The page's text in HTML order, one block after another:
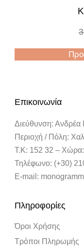
Επικοινωνία
Διεύθυνση:
Περιοχή / Πόλη:
Τ.Κ: 152 32 –
Τηλέφωνο: (+30)
E-mail:
Πληροφορίες
Όροι Χρήσης
Τρόποι Πληρωμής